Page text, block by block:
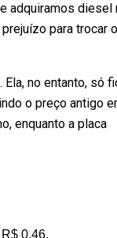
adquiramos diesel
para trocar
no entanto, só
o preço antigo
enquanto a placa